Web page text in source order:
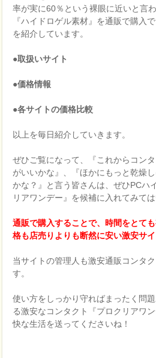
率が実に60％という裸眼に近いと言
『ハイドロゲル素材』を通販で購入
を紹介しています。
●取扱いサイト
●価格情報
●各サイトの価格比較
以上を毎日紹介していきます。
ぜひご覧になって、『これからコン
がいいかな』、『ほかにもっと乾燥
かな？』と言う皆さんは、ぜひPCハ
リアワンデー』を候補に入れてみて
通販で購入することで、時間をとて
格も店売りよりも断然に安い激安サ
当サイトの管理人も激安通販コンタ
す。
使い方をしっかり守ればまったく問
る激安なコンタクト『プロクリアワ
快な生活を送ってくださいね！